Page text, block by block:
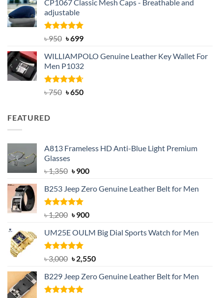
was:
৳ 2,200.
is:
CP1067 Classic Mesh Caps - Breathable and
adjustable
Rated5.00
৳950 Original
was:
৳ 950.
৳699Current
is:
৳ 699.
WILLIAMPOLO Genuine Leather Key Wallet For
Men P1032
Rated4.63
৳750 Original
৳650Current
FEATURED
A813 Frameless HD Anti-Blue Light Premium
Glasses
৳1,350 Original
was:
৳ 1,350.
৳900Current
is:
B253 Jeep Zero Genuine Leather Belt for Men
Rated5.00
out of 5
৳1,200 Original
was:
৳ 1,200.
৳900Current
is:
UM25E OULM Big Dial Sports Watch for Men
Rated5.00
out of 5
৳3,000 Original
was:
৳ 3,000.
৳2,550Current
is:
B229 Jeep Zero Genuine Leather Belt for Men